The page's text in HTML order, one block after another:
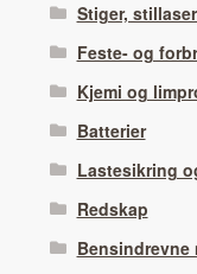
Stiger,
Feste- og
Kjemi og
Batterier
Lastesikring
Redskap
Bensindrevne